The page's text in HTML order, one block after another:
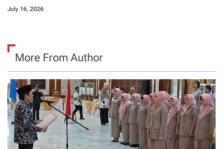
July 16, 2026
More From Author